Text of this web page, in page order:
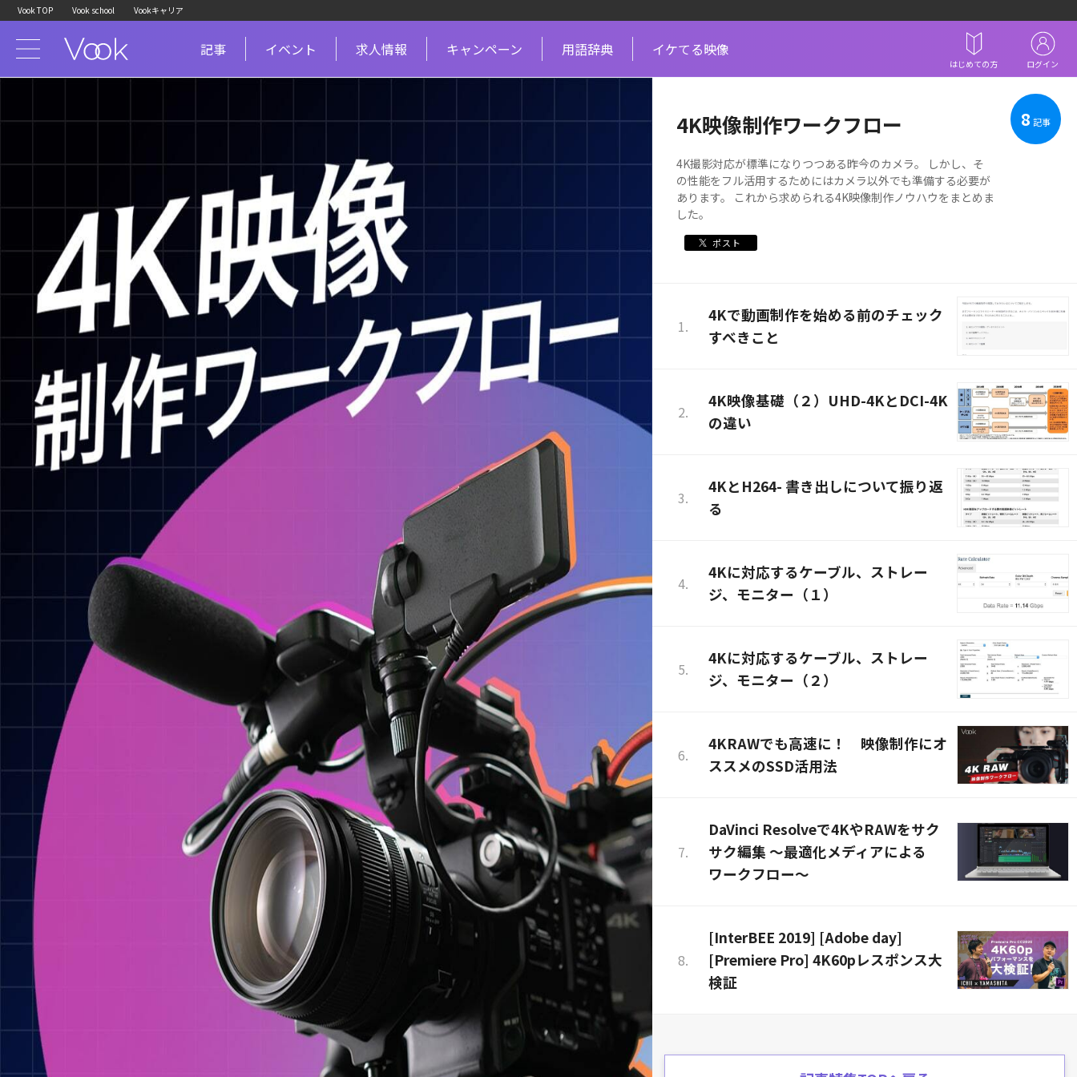
Vook TOP Vook school Vookキャリア
記事 イベント 求人情報 キャンペーン 用語辞典 イケてる映像
はじめての方 ログイン
4K映像制作ワークフロー 8 記事
4K撮影対応が標準になりつつある昨今のカメラ。 しかし、そ
の性能をフル活用するためにはカメラ以外でも準備する必要が
あります。 これから求められる4K映像制作ノウハウをまとめま
した。
ポスト
4Kで動画制作を始める前のチェック
すべきこと
4K映像基礎（２）UHD-4KとDCI-4K
の違い
4KとH264- 書き出しについて振り返
る
4Kに対応するケーブル、ストレー
ジ、モニター（１）
4Kに対応するケーブル、ストレー
ジ、モニター（２）
4KRAWでも高速に！ 映像制作にオ
ススメのSSD活用法
DaVinci Resolveで4KやRAWをサク
サク編集 〜最適化メディアによる
ワークフロー〜
[InterBEE 2019] [Adobe day]
[Premiere Pro] 4K60pレスポンス大
検証